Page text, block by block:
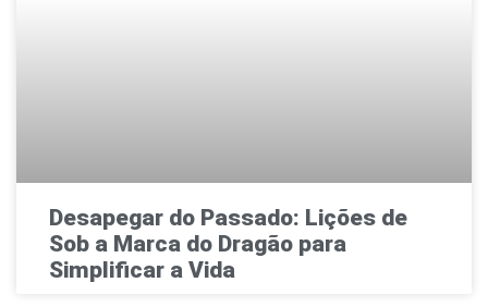
Desapegar do Passado: Lições de
Sob a Marca do Dragão para
Simplificar a Vida